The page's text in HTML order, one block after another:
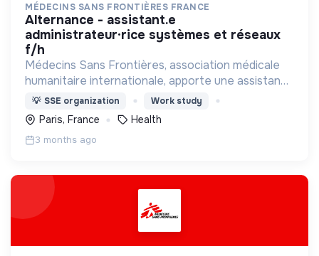
MÉDECINS SANS FRONTIÈRES FRANCE
alternance - assistant.e
administrateur·rice systèmes et réseaux
f/h
Médecins Sans Frontières, association médicale
humanitaire internationale, apporte une assistance
médicale à des populations dont la vie est
menacée.
💡 SSE organization Work study
Paris, France Health
3 months ago